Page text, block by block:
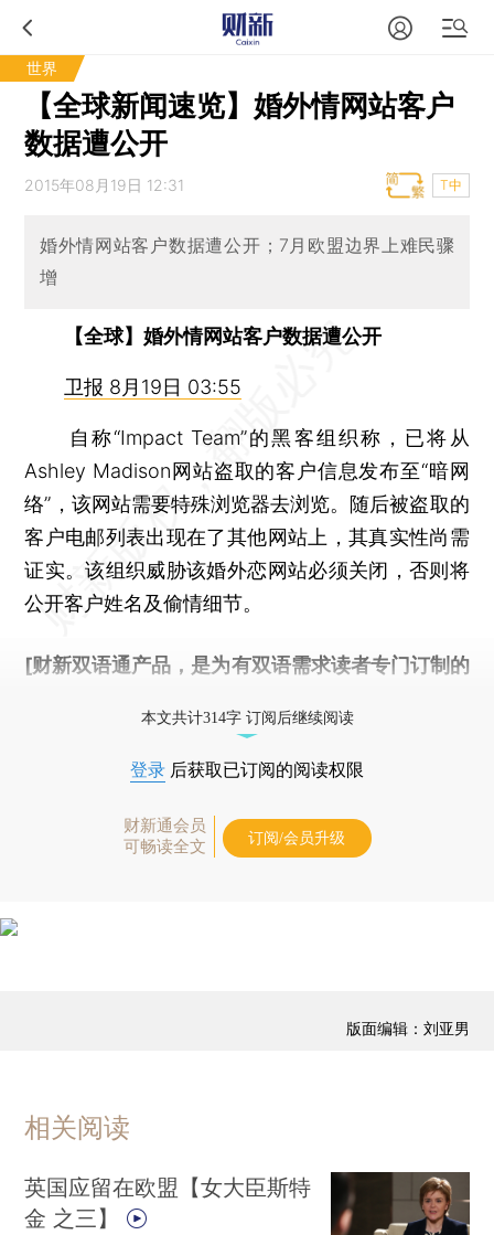
世界
【全球新闻速览】婚外情网站客户
数据遭公开
2015年08月19日 12:31 T中
婚外情网站客户数据遭公开；7月欧盟边界上难民骤
增
【全球】婚外情网站客户数据遭公开
卫报 8月19日 03:55
自称“Impact Team”的黑客组织称，已将从
Ashley Madison网站盗取的客户信息发布至“暗网
络”，该网站需要特殊浏览器去浏览。随后被盗取的
客户电邮列表出现在了其他网站上，其真实性尚需
证实。该组织威胁该婚外恋网站必须关闭，否则将
公开客户姓名及偷情细节。
[财新双语通产品，是为有双语需求读者专门订制的
本文共计314字 订阅后继续阅读
登录 后获取已订阅的阅读权限
财新通会员
可畅读全文
订阅/会员升级
版面编辑：刘亚男
相关阅读
英国应留在欧盟【女大臣斯特
金 之三】